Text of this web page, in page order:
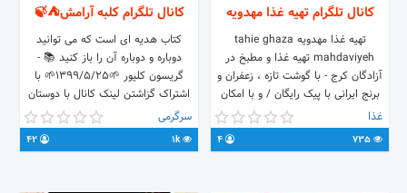
کانال تلگرام تهیه غذا مهدویه
تهیه غذا مهدویه tahie ghaza
mahdaviyeh تهیه غذا و مطبخ در
آزادگان کرج - با گوشت تازه ، زعفران و
برنج ایرانی با پیک رایگان / و با امکان
خرید از اسنپ فود پذیرش سفارش
غذاهای ایرانی با کیفیت دلخواه برای
مراسم و مهمانی شما ● تلفن :
غذا
کانال تلگرام کلبه آرامش⛺🍃
کتاب هدیه ای است که می توانید
دوباره و دوباره آن را باز کنید 📚 -
گریسون کلیور 🌱1399/5/25🌱 با
اشتراک گزاشتن لینک کانال با دوستان
علاقه مند به کتاب و کتابخوانی اون ها
رو از این کانال بی بهره نزارید انگیزشی
💪🏼 موزیک🎶 عکس 📸 ویدئو📽
سرگرمی
1k